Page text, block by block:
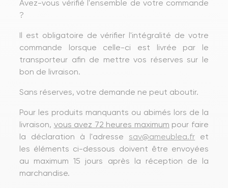
Avez-vous vérifié l'ensemble de votre commande
?
Il est obligatoire de vérifier l'intégralité de votre
commande lorsque celle-ci est livrée par le
transporteur afin de mettre vos réserves sur le
bon de livraison.
Sans réserves, votre demande ne peut aboutir.
Pour les produits manquants ou abimés lors de la
livraison, vous avez 72 heures maximum pour faire
la déclaration à l'adresse sav@ameublea.fr et
les éléments ci-dessous doivent être envoyées
au maximum 15 jours après la réception de la
marchandise.